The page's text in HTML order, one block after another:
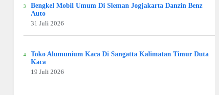
Bengkel Mobil Umum Di Sleman Jogjakarta Danzin Benz
Auto
31 Juli 2026
Toko Alumunium Kaca Di Sangatta Kalimatan Timur Duta
Kaca
19 Juli 2026